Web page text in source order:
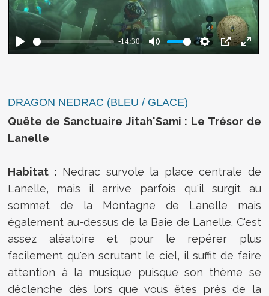
DRAGON NEDRAC (BLEU / GLACE)
Quête de Sanctuaire Jitah'Sami : Le Trésor de
Lanelle
Habitat : Nedrac survole la place centrale de
Lanelle, mais il arrive parfois qu'il surgit au
sommet de la Montagne de Lanelle mais
également au-dessus de la Baie de Lanelle. C'est
assez aléatoire et pour le repérer plus
facilement qu'en scrutant le ciel, il suffit de faire
attention à la musique puisque son thème se
déclenche dès lors que vous êtes près de la